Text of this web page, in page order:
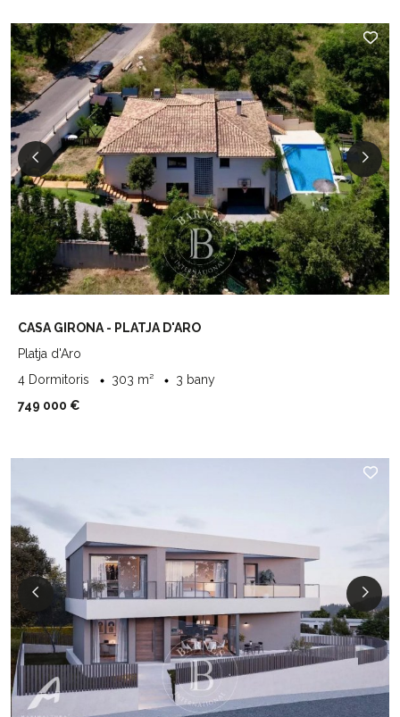
CASA GIRONA - PLATJA D'ARO
Platja d'Aro
4 Dormitoris
303 m²
3 bany
749 000 €